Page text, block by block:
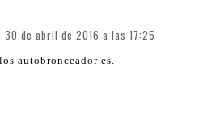
30 de abril de 2016 a las 17:25
autobronceador es.